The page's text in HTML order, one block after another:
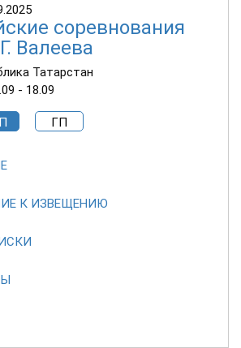
соревнования
Валеева
Татарстан
- 18.09
ГП
К ИЗВЕЩЕНИЮ